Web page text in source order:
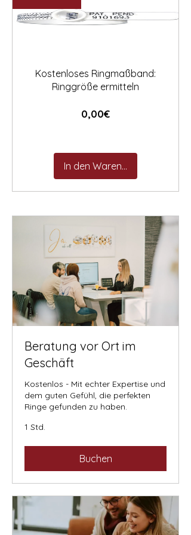
Kostenloses Ringmaßband:
Ringgröße ermitteln
0,00€Preis
In den Warenkorb
Beratung vor Ort im
Geschäft
Kostenlos - Mit echter Expertise und
dem guten Gefühl, die perfekten
Ringe gefunden zu haben.
1 Std.
Buchen